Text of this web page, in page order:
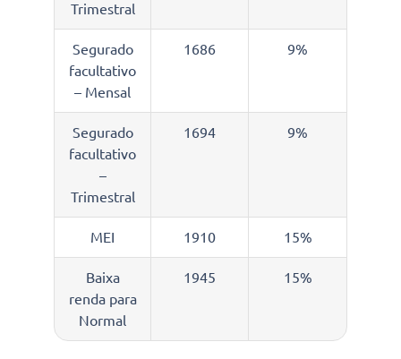
Trimestral
Segurado
facultativo
– Mensal
1686 9%
Segurado
facultativo
–
Trimestral
1694 9%
MEI 1910 15%
Baixa
renda para
Normal
1945 15%